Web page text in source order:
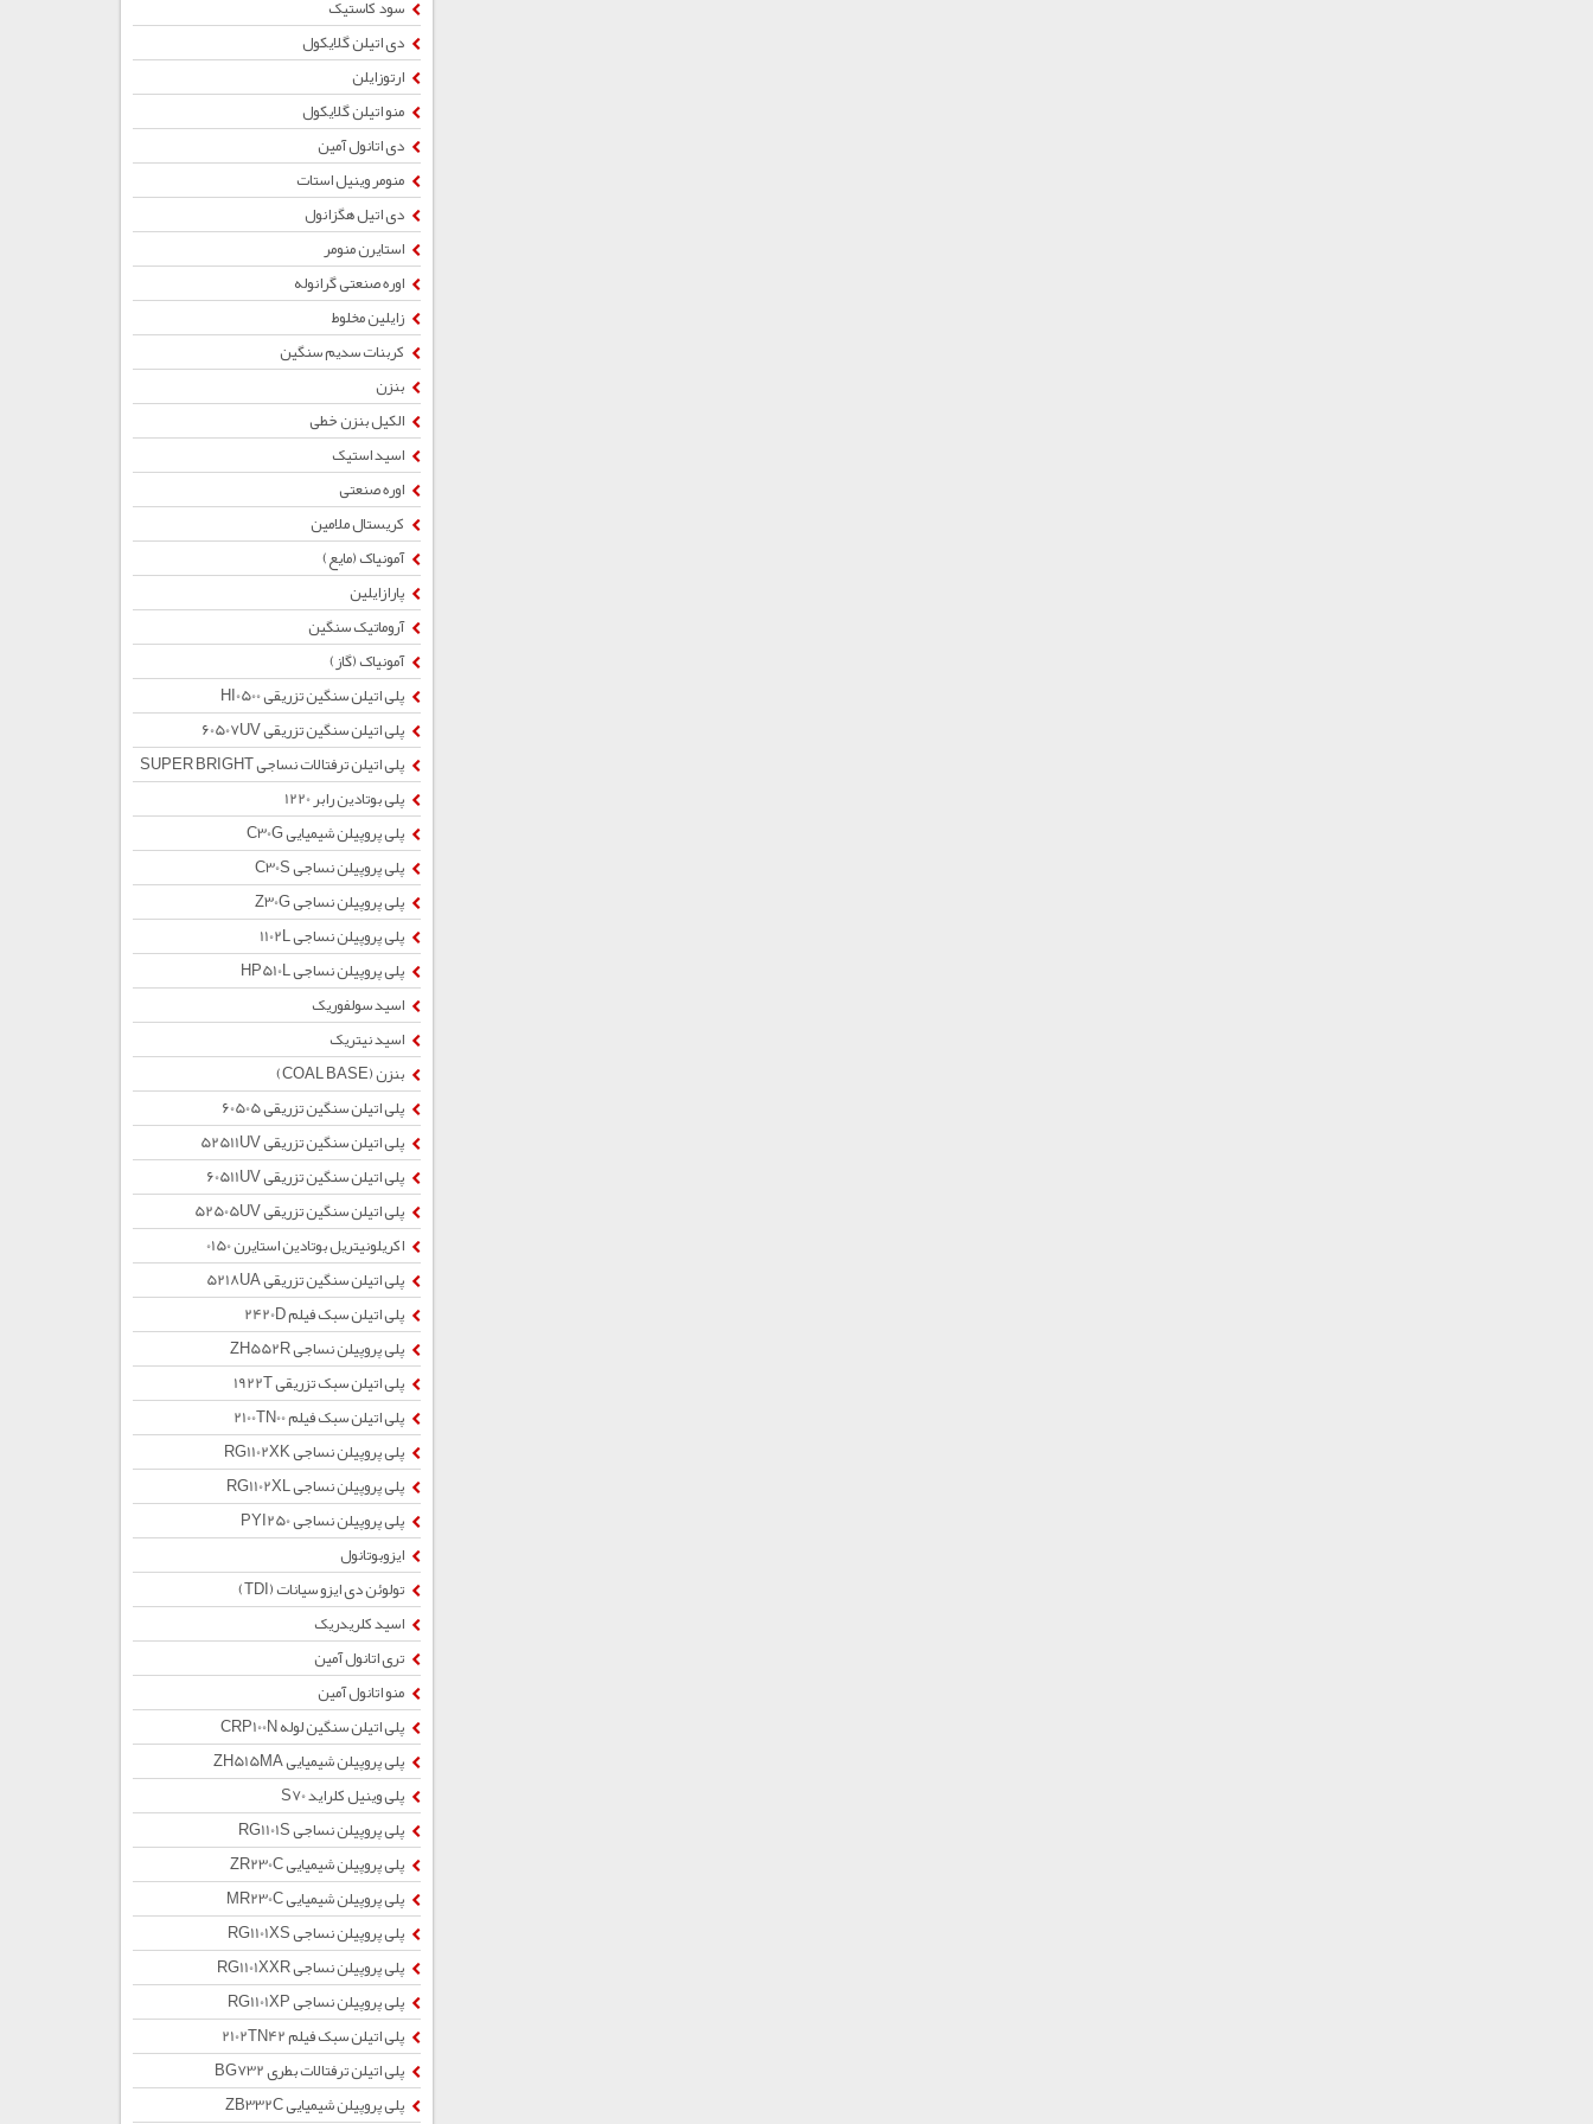
سود کاستیک
دی اتیلن گلایکول
ارتوزایلن
منو اتیلن گلایکول
دی اتانول آمین
منومر وینیل استات
دی اتیل هگزانول
استایرن منومر
اوره صنعتی گرانوله
زایلین مخلوط
کربنات سدیم سنگین
بنزن
الکیل بنزن خطی
اسید استیک
اوره صنعتی
کریستال ملامین
آمونیاک (مایع)
پارازایلین
آروماتیک سنگین
آمونیاک (گاز)
پلی اتیلن سنگین تزریقی HI0500
پلی اتیلن سنگین تزریقی 60507UV
پلی اتیلن ترفتالات نساجی SUPER BRIGHT
پلی بوتادین رابر 1220
پلی پروپیلن شیمیایی C30G
پلی پروپیلن نساجی C30S
پلی پروپیلن نساجی Z30G
پلی پروپیلن نساجی 1102L
پلی پروپیلن نساجی HP510L
اسید سولفوریک
اسید نیتریک
بنزن (COAL BASE)
پلی اتیلن سنگین تزریقی 60505
پلی اتیلن سنگین تزریقی 52511UV
پلی اتیلن سنگین تزریقی 60511UV
پلی اتیلن سنگین تزریقی 52505UV
اکریلونیتریل بوتادین استایرن 0150
پلی اتیلن سنگین تزریقی 5218UA
پلی اتیلن سبک فیلم 2420D
پلی پروپیلن نساجی ZH552R
پلی اتیلن سبک تزریقی 1922T
پلی اتیلن سبک فیلم 2100TN00
پلی پروپیلن نساجی RG1102XK
پلی پروپیلن نساجی RG1102XL
پلی پروپیلن نساجی PYI250
ایزوبوتانول
تولوئن دی ایزو سیانات (TDI)
اسید کلریدریک
تری اتانول آمین
منو اتانول آمین
پلی اتیلن سنگین لوله CRP100N
پلی پروپیلن شیمیایی ZH515MA
پلی وینیل کلراید S70
پلی پروپیلن نساجی RG1101S
پلی پروپیلن شیمیایی ZR230C
پلی پروپیلن شیمیایی MR230C
پلی پروپیلن نساجی RG1101XS
پلی پروپیلن نساجی RG1101XXR
پلی پروپیلن نساجی RG1101XP
پلی اتیلن سبک فیلم 2102TN42
پلی اتیلن ترفتالات بطری BG732
پلی پروپیلن شیمیایی ZB332C